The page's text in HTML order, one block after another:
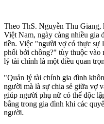
Theo ThS. Nguyễn Thu
Việt Nam, ngày càng nhiều gia
tiền. Việc "người vợ có thực sự
phối bởi chồng?" tùy thuộc vào
lý tài chính là một điều quan
"Quản lý tài chính gia đình
người mà là sự chia sẻ giữa vợ
giúp người phụ nữ có thể độc
bằng trong gia đình khi các
người.